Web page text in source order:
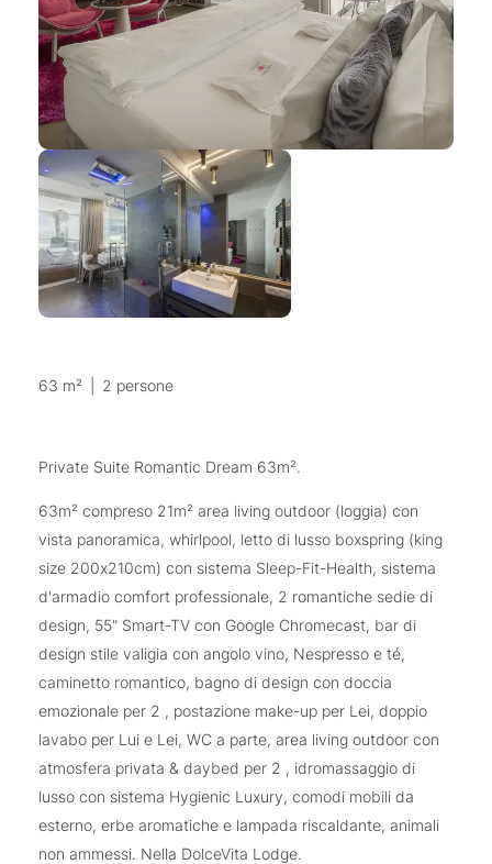
63 m² 2 persone
Private Suite Romantic Dream 63m².
63m² compreso 21m² area living outdoor (loggia) con
vista panoramica, whirlpool, letto di lusso boxspring (king
size 200x210cm) con sistema Sleep-Fit-Health, sistema
d'armadio comfort professionale, 2 romantiche sedie di
design, 55" Smart-TV con Google Chromecast, bar di
design stile valigia con angolo vino, Nespresso e té,
caminetto romantico, bagno di design con doccia
emozionale per 2 , postazione make-up per Lei, doppio
lavabo per Lui e Lei, WC a parte, area living outdoor con
atmosfera privata & daybed per 2 , idromassaggio di
lusso con sistema Hygienic Luxury, comodi mobili da
esterno, erbe aromatiche e lampada riscaldante, animali
non ammessi. Nella DolceVita Lodge.